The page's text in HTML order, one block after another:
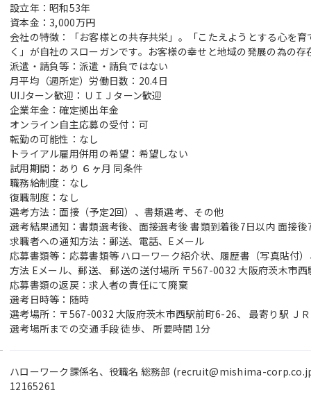
設立年：昭和53年
資本金：3,000万円
会社の特徴：「お客様との共存共栄」。「こたえようとする心を
く」が自社のスローガンです。お客様の幸せと地域の発展の為の
派遣・請負等：派遣・請負ではない
月平均（週所定）労働日数：20.4日
UIJターン歓迎：ＵＩＪターン歓迎
企業年金：確定拠出年金
オンライン自主応募の受付：可
転勤の可能性：なし
トライアル雇用併用の希望：希望しない
試用期間：あり ６ヶ月 同条件
職務給制度：なし
復職制度：なし
選考方法：面接（予定2回）、書類選考、その他
選考結果通知：書類選考後、面接選考後 書類到着後7日以内 面接後
求職者への通知方法：郵送、電話、Eメール
応募書類等：応募書類等 ハローワーク紹介状、履歴書（写真貼付
方法 Eメール、郵送、 郵送の送付場所 〒567-0032 大阪府茨木市
応募書類の返戻：求人者の責任にて廃棄
選考日時等：随時
選考場所：〒567-0032 大阪府茨木市西駅前町6-26、 最寄り駅 Ｊ
選考場所までの交通手段 徒歩、 所要時間 1分
ハローワーク課係名、役職名 総務部 (recruit@mishima-
12165261